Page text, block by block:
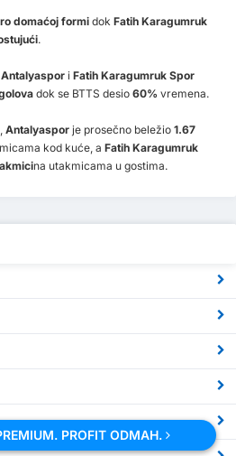
domaćoj formidok Fatih Karagumruk
.
Antalyaspor i Fatih Karagumruk Spor
dok se BTTS desio 60% vremena.
Antalyaspor je prosečno beležio 1.67
kod kuće, a Fatih Karagumruk
na utakmicama u gostima.
PROFIT ODMAH.